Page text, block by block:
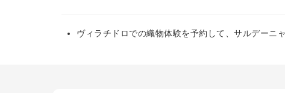
ヴィラチドロでの織物体験を予約して、サルデーニ